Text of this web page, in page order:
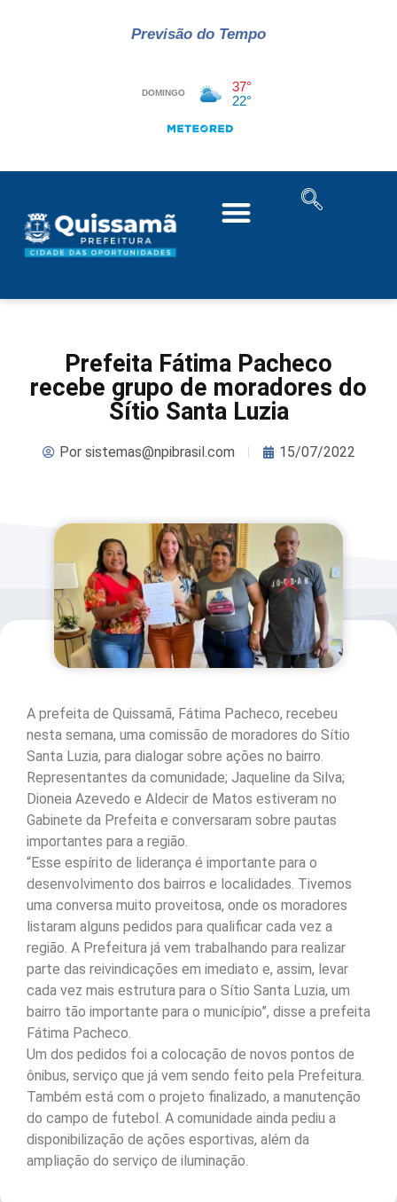
Previsão do Tempo
Prefeita Fátima Pacheco
recebe grupo de moradores do
Sítio Santa Luzia
Porsistemas@npibrasil.com 15/07/2022
A prefeita de Quissamã, Fátima Pacheco, recebeu
nesta semana, uma comissão de moradores do Sítio
Santa Luzia, para dialogar sobre ações no bairro.
Representantes da comunidade; Jaqueline da Silva;
Dioneia Azevedo e Aldecir de Matos estiveram no
Gabinete da Prefeita e conversaram sobre pautas
importantes para a região.
“Esse espírito de liderança é importante para o
desenvolvimento dos bairros e localidades. Tivemos
uma conversa muito proveitosa, onde os moradores
listaram alguns pedidos para qualificar cada vez a
região. A Prefeitura já vem trabalhando para realizar
parte das reivindicações em imediato e, assim, levar
cada vez mais estrutura para o Sítio Santa Luzia, um
bairro tão importante para o município”, disse a prefeita
Fátima Pacheco.
Um dos pedidos foi a colocação de novos pontos de
ônibus, serviço que já vem sendo feito pela Prefeitura.
Também está com o projeto finalizado, a manutenção
do campo de futebol. A comunidade ainda pediu a
disponibilização de ações esportivas, além da
ampliação do serviço de iluminação.